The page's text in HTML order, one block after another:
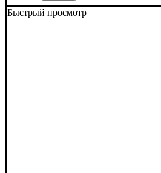
Устройство: системные аксессуары
Тип устройства: крышка
Покрытие: нержавеющая сталь
Высота, мм: 15
Ширина, мм: 300
Длина, мм: 3000
Толщина стали, мм: 0,8
Быстрый просмотр